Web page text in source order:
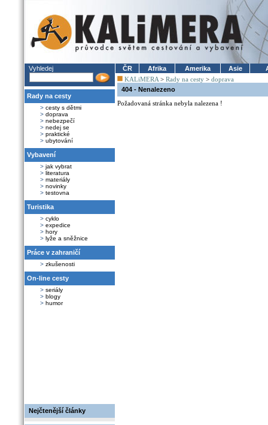
Vyhledej
Rady na cesty
> cesty s dětmi
> doprava
> nebezpečí
> nedej se
> praktické
> ubytování
Vybavení
> jak vybrat
> literatura
> materiály
> novinky
> testovna
Turistika
> cyklo
> expedice
> hory
> lyže a sněžnice
Práce v zahraničí
> zkušenosti
On-line cesty
> seriály
> blogy
> humor
Nejčtenější články
ČR Afrika Amerika Asie
KALiMERA > Rady na cesty > doprava
404 - Nenalezeno
Požadovaná stránka nebyla nalezena !